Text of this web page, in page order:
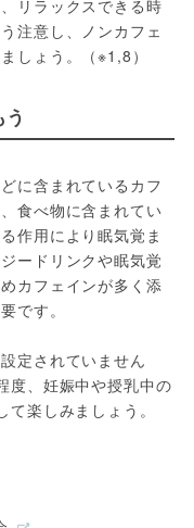
リラックスできる時
注意し、ノンカフェ
しょう。（※1,8）
に含まれているカフ
食べ物に含まれてい
作用により眠気覚ま
ードリンクや眠気覚
カフェインが多く添
です。
定されていません
度、妊娠中や授乳中の
楽しみましょう。